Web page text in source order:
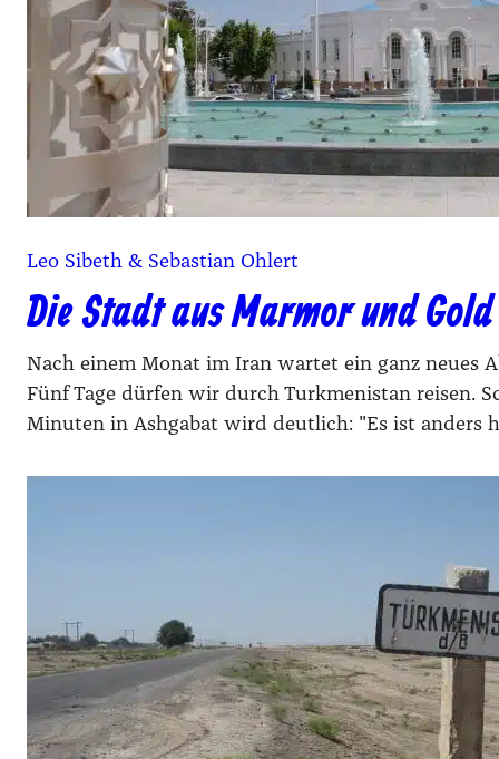
Leo Sibeth & Sebastian Ohlert
Die Stadt aus Marmor und Gold
Nach einem Monat im Iran wartet ein ganz neues
Fünf Tage dürfen wir durch Turkmenistan reisen.
Minuten in Ashgabat wird deutlich: "Es ist anders